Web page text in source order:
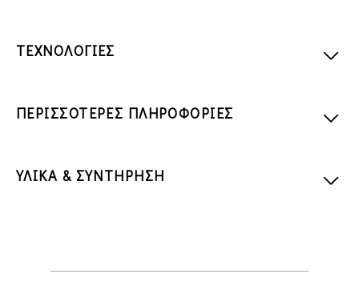
ΤΕΧΝΟΛΟΓΙΕΣ
ΠΕΡΙΣΣΟΤΕΡΕΣ ΠΛΗΡΟΦΟΡΙΕΣ
ΥΛΙΚΑ & ΣΥΝΤΗΡΗΣΗ